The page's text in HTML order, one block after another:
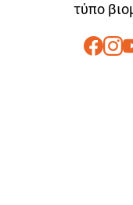
τύπο